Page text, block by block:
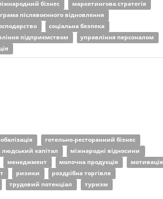
бізнес
маркетингова стратегія
післявоєнного відновлення
соціальна безпека
підприємством
управління персоналом
готельно-ресторанний бізнес
людський капітал
міжнародні відносини
менеджмент молочна продукція
мотивація
ризики
роздрібна торгівля
трудовий потенціал
туризм